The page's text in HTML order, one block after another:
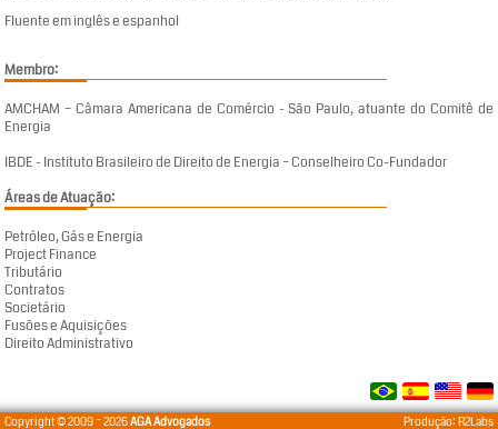
Fluente em inglês e espanhol
Membro:
AMCHAM – Câmara Americana de Comércio - São Paulo, atuante do Comitê de
Energia
IBDE - Instituto Brasileiro de Direito de Energia – Conselheiro Co-Fundador
Áreas de Atuação:
Petróleo, Gás e Energia
Project Finance
Tributário
Contratos
Societário
Fusões e Aquisições
Direito Administrativo
Copyright © 2009 ~ 2026AGA Advogados Produção: R2Labs